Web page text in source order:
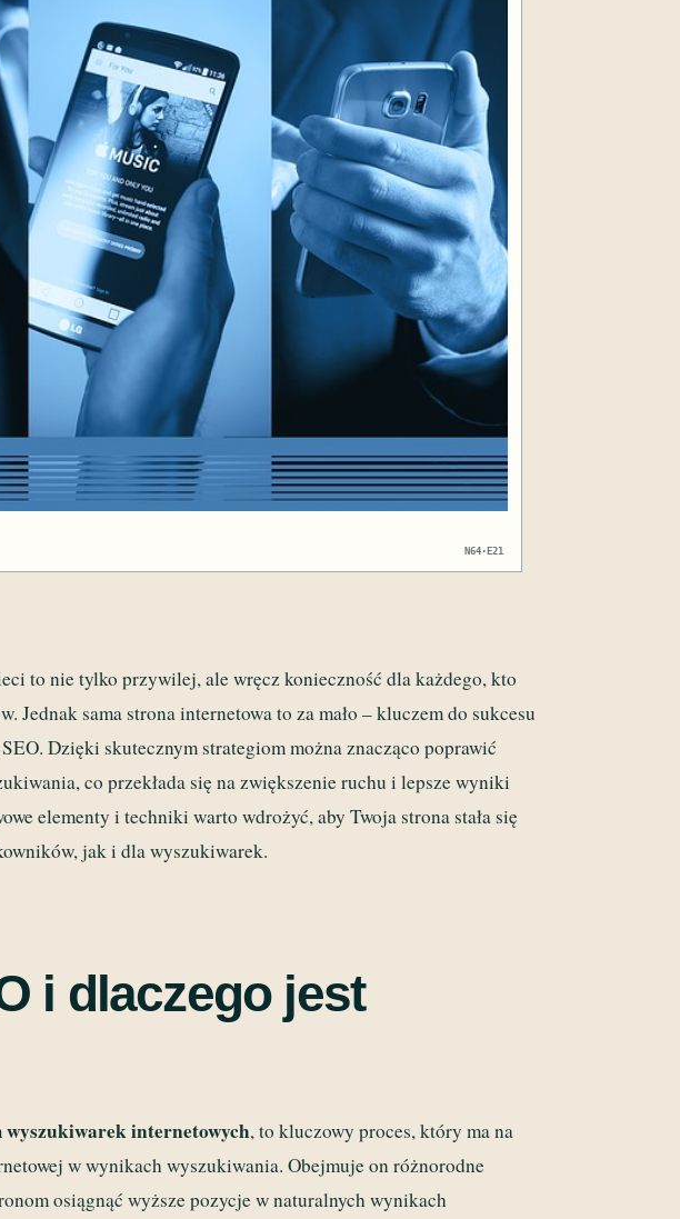
N64·E21
to nie tylko przywilej, ale wręcz konieczność dla każdego, kto
Jednak sama strona internetowa to za mało – kluczem do sukcesu
Dzięki skutecznym strategiom można znacząco poprawić
co przekłada się na zwiększenie ruchu i lepsze wyniki
elementy i techniki warto wdrożyć, aby Twoja strona stała się
jak i dla wyszukiwarek.
i dlaczego jest
internetowych, to kluczowy proces, który ma na
w wynikach wyszukiwania. Obejmuje on różnorodne
osiągnąć wyższe pozycje w naturalnych wynikach